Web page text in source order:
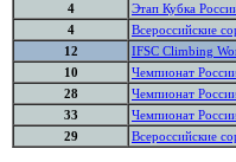
4
Этап Кубка
4
Всероссийские
12
IFSC Climbing
10
Чемпионат
28
Чемпионат
33
Чемпионат
29
Всероссийские